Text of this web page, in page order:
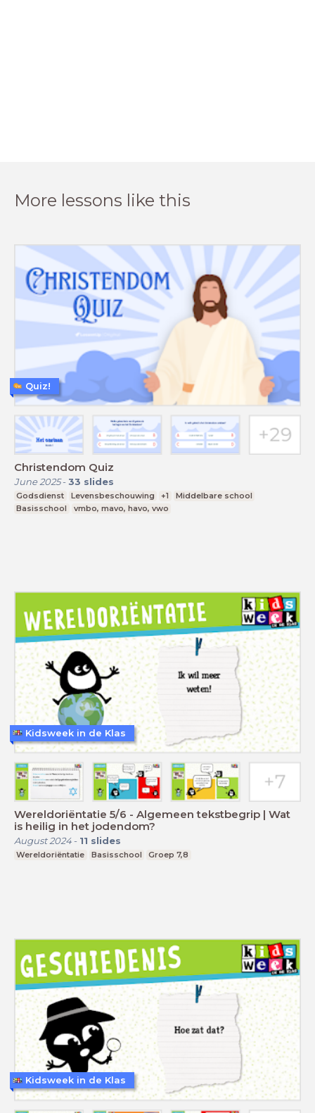
More lessons like this
Christendom Quiz
June 2025- 33 slides
Godsdienst Levensbeschouwing +1
Middelbare school
Basisschool
vmbo, mavo, havo, vwo
Quiz!
Wereldoriëntatie 5/6 - Algemeen tekstbegrip | Wat
is heilig in het jodendom?
August 2024- 11 slides
Wereldoriëntatie Basisschool Groep 7,8
Kidsweek in de Klas
Kidsweek in de Klas